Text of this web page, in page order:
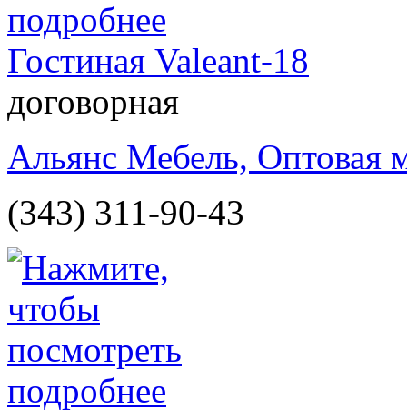
Гостиная Valeant-18
договорная
Альянс Мебель, Оптовая
(343) 311-90-43